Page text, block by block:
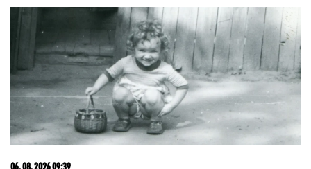
03. 08. 2026 07:31
25.000 kupaca već kupuje uz PerSu Extra. A ti? Saznaj
više